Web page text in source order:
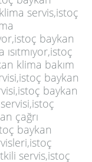
servis,istoç
baykan
klima bakım
baykan
baykan
çağrı
baykan
servis,istoç